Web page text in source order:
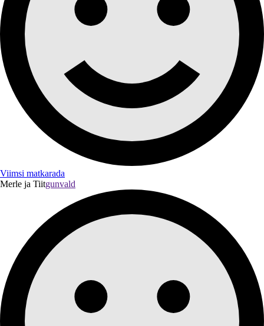
Viimsi matkarada
Merle ja Tiitgunvald